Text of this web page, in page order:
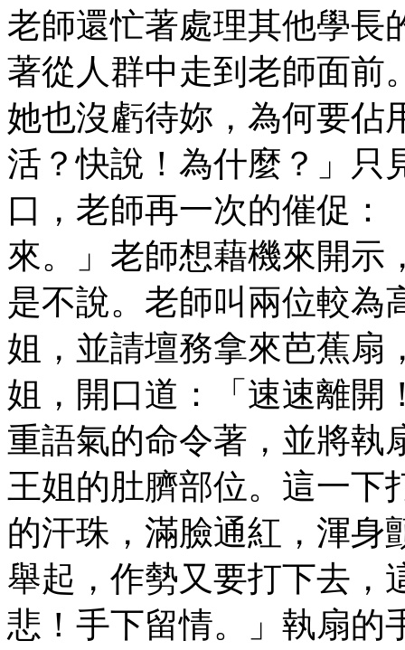
老師還忙著處理其他學長
著從人群中走到老師面前
她也沒虧待妳，為何要佔
活？快說！為什麼？」只
口，老師再一次的催促：
來。」老師想藉機來開示
是不說。老師叫兩位較為
姐，並請壇務拿來芭蕉扇
姐，開口道：「速速離開
重語氣的命令著，並將執
王姐的肚臍部位。這一下
的汗珠，滿臉通紅，渾身
舉起，作勢又要打下去，
悲！手下留情。」執扇的